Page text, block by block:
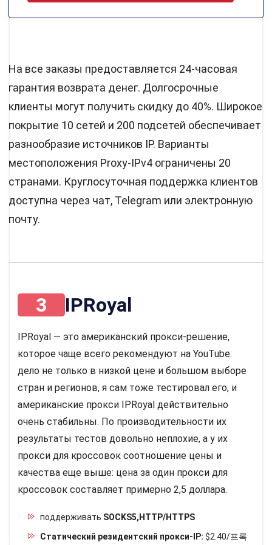
На все заказы предоставляется 24-часовая
гарантия возврата денег. Долгосрочные
клиенты могут получить скидку до 40%. Широкое
покрытие 10 сетей и 200 подсетей обеспечивает
разнообразие источников IP. Варианты
местоположения Proxy-IPv4 ограничены 20
странами. Круглосуточная поддержка клиентов
доступна через чат, Telegram или электронную
почту.
3 IPRoyal
IPRoyal — это американский прокси-решение,
которое чаще всего рекомендуют на YouTube:
дело не только в низкой цене и большом выборе
стран и регионов, я сам тоже тестировал его, и
американские прокси IPRoyal действительно
очень стабильны. По производительности их
результаты тестов довольно неплохие, а у их
прокси для кроссовок соотношение цены и
качества еще выше: цена за один прокси для
кроссовок составляет примерно 2,5 доллара.
поддерживать SOCKS5,HTTP/HTTPS
Статический резидентский прокси-IP: $2.40/프록